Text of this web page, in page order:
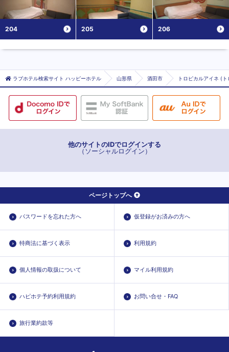
204 205 206
ラブホテル検索サイト ハッピーホテル 山形県 酒田市 トロピカルアイネ (
他のサイトのIDでログインする
（ソーシャルログイン）
ページトップへ
パスワードを忘れた方へ 仮登録がお済みの方へ
特商法に基づく表示 利用規約
個人情報の取扱について マイル利用規約
ハピホテ予約利用規約 お問い合せ・FAQ
旅行業約款等